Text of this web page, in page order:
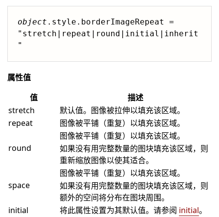
object .style.borderImageRepeat =
"stretch|repeat|round|initial|inherit
"
属性值
值
描述
stretch
默认值。图像被拉伸以填充该区域。
repeat
图像被平铺（重复）以填充该区域。
round
图像被平铺（重复）以填充该区域。
如果没有用完整数量的图块填充该区域，则
重新缩放图像以使其适合。
space
图像被平铺（重复）以填充该区域。
如果没有用完整数量的图块填充该区域，则
额外的空间将分布在图块周围。
initial
将此属性设置为其默认值。请参阅 initial。